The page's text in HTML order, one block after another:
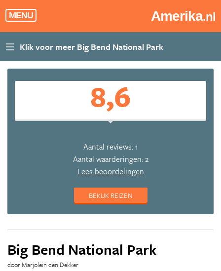
MENU Amerika.nl
8,6
Aantal reviews: 1
Aantal waarderingen: 2
Lees beoordelingen
BEKIJK REIZEN
Big Bend National Park
door Marjolein den Dekker